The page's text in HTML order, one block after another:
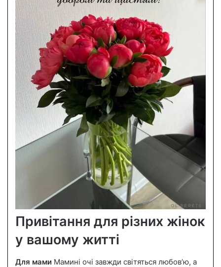
Привітання для різних жінок
у вашому житті
Для мами Мамині очі завжди світяться любов’ю, а